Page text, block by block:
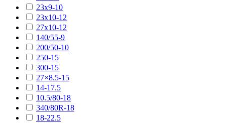
23х9-10
23х10-12
27х10-12
140/55-9
200/50-10
250-15
300-15
27×8.5-15
14-17.5
10.5/80-18
340/80R-18
18-22.5